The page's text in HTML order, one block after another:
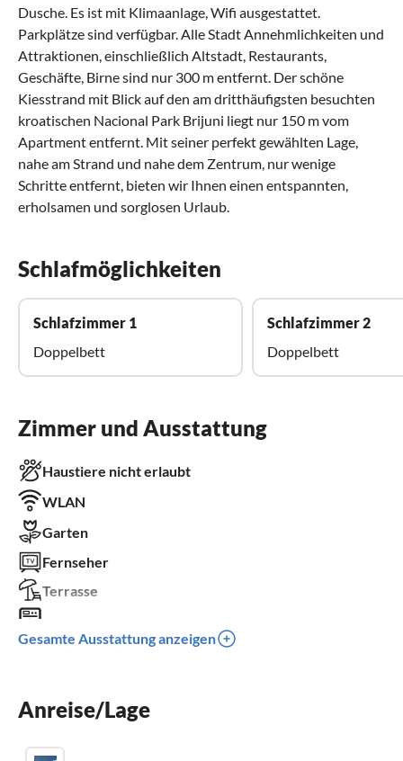
Dusche. Es ist mit Klimaanlage, Wifi ausgestattet.
Parkplätze sind verfügbar. Alle Stadt Annehmlichkeiten und
Attraktionen, einschließlich Altstadt, Restaurants,
Geschäfte, Birne sind nur 300 m entfernt. Der schöne
Kiesstrand mit Blick auf den am dritthäufigsten besuchten
kroatischen Nacional Park Brijuni liegt nur 150 m vom
Apartment entfernt. Mit seiner perfekt gewählten Lage,
nahe am Strand und nahe dem Zentrum, nur wenige
Schritte entfernt, bieten wir Ihnen einen entspannten,
erholsamen und sorglosen Urlaub.
Schlafmöglichkeiten
Schlafzimmer 1
Doppelbett
Schlafzimmer 2
Doppelbett
Zimmer und Ausstattung
Haustiere nicht erlaubt
WLAN
Garten
Fernseher
Terrasse
Grill
Gesamte Ausstattung anzeigen
Anreise/Lage